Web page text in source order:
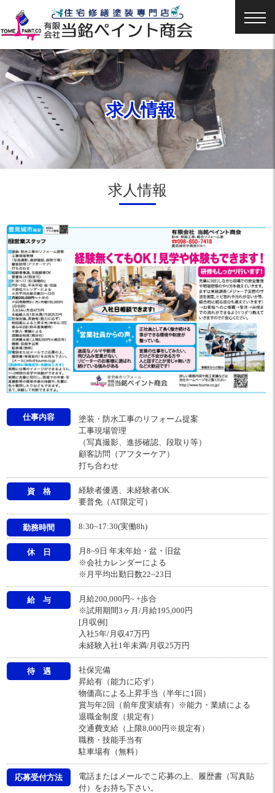
求人情報
求人情報
仕事内容
塗装・防水工事のリフォーム提案
工事現場管理
（写真撮影、進捗確認、段取り等）
顧客訪問（アフターケア）
打ち合わせ
資 格
経験者優遇、未経験者OK
要普免（AT限定可）
勤務時間 8:30~17:30(実働8h)
休 日
月8~9日 年末年始・盆・旧盆
※会社カレンダーによる
※月平均出勤日数22~23日
給 与
月給200,000円~ +歩合
※試用期間3ヶ月/月給195,000円
[月収例]
入社5年/月収47万円
未経験入社1年未満/月収25万円
待 遇
社保完備
昇給有（能力に応ず）
物価高による上昇手当（半年に1回）
賞与年2回（前年度実績有）※能力・業績による
退職金制度（規定有）
交通費支給（上限8,000円※規定有）
職務・技能手当有
駐車場有（無料）
応募受付方法
電話またはメールでこ応募の上、履歴書（写真貼
付）をお持ち下さい。